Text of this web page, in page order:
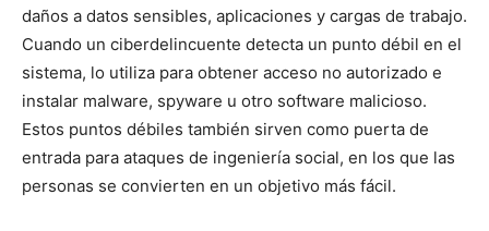
daños a datos sensibles, aplicaciones y cargas de trabajo.
Cuando un ciberdelincuente detecta un punto débil en el
sistema, lo utiliza para obtener acceso no autorizado e
instalar malware, spyware u otro software malicioso.
Estos puntos débiles también sirven como puerta de
entrada para ataques de ingeniería social, en los que las
personas se convierten en un objetivo más fácil.